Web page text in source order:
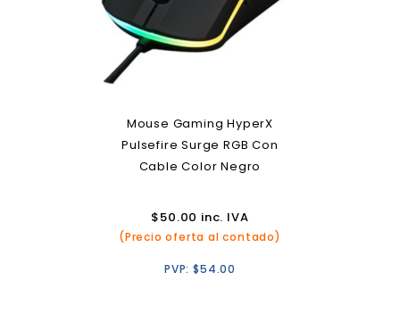
Mouse Gaming HyperX
Pulsefire Surge RGB Con
Cable Color Negro
$50.00 inc. IVA
(Precio oferta al contado)
PVP:$54.00